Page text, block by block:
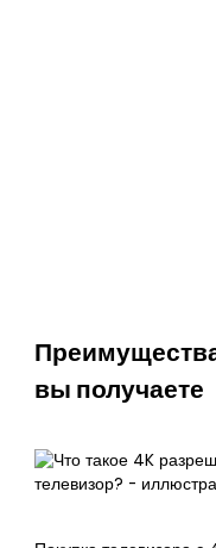
вы получаете